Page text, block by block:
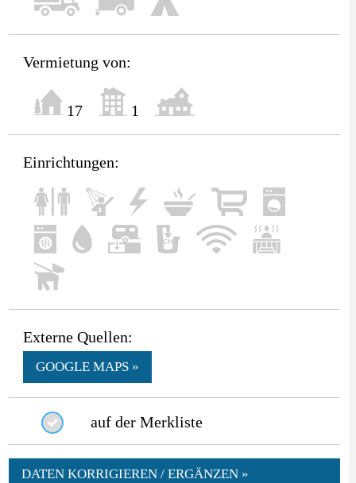
Vermietung von:
17 1
Einrichtungen:
Externe Quellen:
GOOGLE MAPS »
auf der Merkliste
DATEN KORRIGIEREN / ERGÄNZEN »